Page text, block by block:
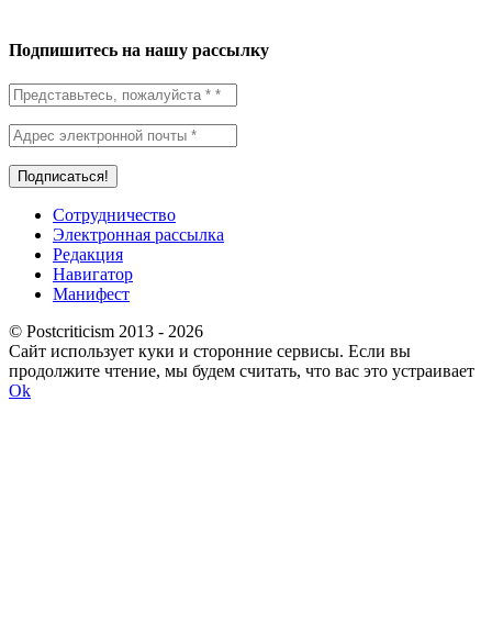
Подпишитесь на нашу рассылку
Сотрудничество
Электронная рассылка
Редакция
Навигатор
Манифест
© Postcriticism 2013 - 2026
Сайт использует куки и сторонние сервисы. Если вы
продолжите чтение, мы будем считать, что вас это устраивает
Ok